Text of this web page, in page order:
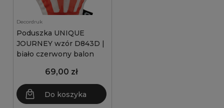
Decordruk
Poduszka UNIQUE
JOURNEY wzór D843D |
biało czerwony balon
69,00 zł
Do koszyka